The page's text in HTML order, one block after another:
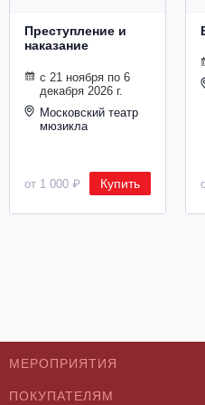
Преступление и
наказание
с 21 ноября по 6
декабря 2026 г.
Московский театр
мюзикла
от 1 000 ₽ Купить
МЕРОПРИЯТИЯ
ПОКУПАТЕЛЯМ